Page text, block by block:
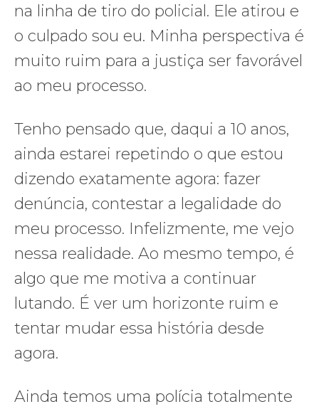
na linha de tiro do policial. Ele atirou e
o culpado sou eu. Minha perspectiva é
muito ruim para a justiça ser favorável
ao meu processo.
Tenho pensado que, daqui a 10 anos,
ainda estarei repetindo o que estou
dizendo exatamente agora: fazer
denúncia, contestar a legalidade do
meu processo. Infelizmente, me vejo
nessa realidade. Ao mesmo tempo, é
algo que me motiva a continuar
lutando. É ver um horizonte ruim e
tentar mudar essa história desde
agora.
Ainda temos uma polícia totalmente